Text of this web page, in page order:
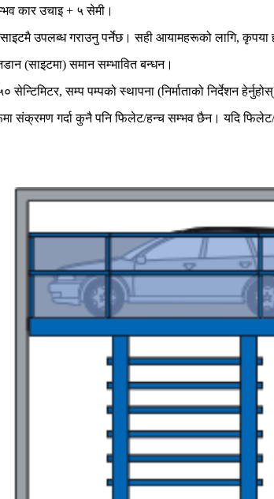
कार उचाइ + ५ सेमी।
उपलब्ध गराउनु पर्नेछ। सही आयामहरूको लागि, कृपया
(साइटमा) समान सम्भावित बन्धन।
सम्प पम्पको स्थापना (निर्माताको निर्देशन
संक्रमण गर्दा कुनै पनि फिलेट/हन्च सम्भव छैन। यदि